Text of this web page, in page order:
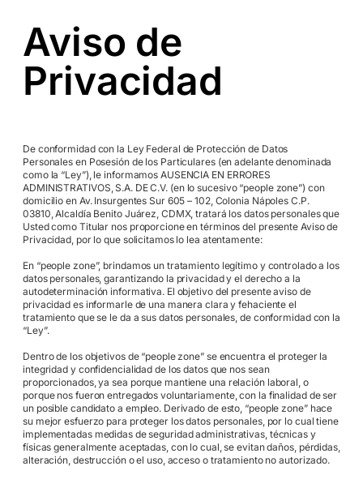
Aviso de
Privacidad
De conformidad con la Ley Federal de Protección de Datos
Personales en Posesión de los Particulares (en adelante denominada
como la “Ley”), le informamos AUSENCIA EN ERRORES
ADMINISTRATIVOS, S.A. DE C.V. (en lo sucesivo “people zone”) con
domicilio en Av. Insurgentes Sur 605 – 102, Colonia Nápoles C.P.
03810, Alcaldía Benito Juárez, CDMX, tratará los datos personales que
Usted como Titular nos proporcione en términos del presente Aviso de
Privacidad, por lo que solicitamos lo lea atentamente:
En “people zone”, brindamos un tratamiento legítimo y controlado a los
datos personales, garantizando la privacidad y el derecho a la
autodeterminación informativa. El objetivo del presente aviso de
privacidad es informarle de una manera clara y fehaciente el
tratamiento que se le da a sus datos personales, de conformidad con la
“Ley”.
Dentro de los objetivos de “people zone” se encuentra el proteger la
integridad y confidencialidad de los datos que nos sean
proporcionados, ya sea porque mantiene una relación laboral, o
porque nos fueron entregados voluntariamente, con la finalidad de ser
un posible candidato a empleo. Derivado de esto, “people zone” hace
su mejor esfuerzo para proteger los datos personales, por lo cual tiene
implementadas medidas de seguridad administrativas, técnicas y
físicas generalmente aceptadas, con lo cual, se evitan daños, pérdidas,
alteración, destrucción o el uso, acceso o tratamiento no autorizado.